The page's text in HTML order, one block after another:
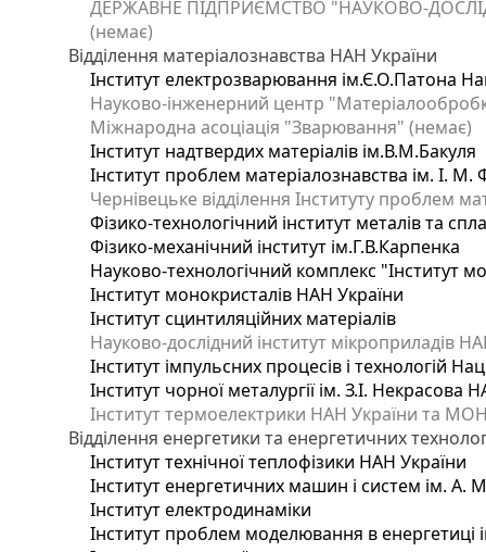
ДЕРЖАВНЕ ПІДПРИЄМСТВО "НАУКОВО-
(немає)
Відділення матеріалознавства НАН України
Інститут електрозварювання ім.Є.О.Патона
Науково-інженерний центр
Міжнародна асоціація "Зварювання" (немає)
Інститут надтвердих матеріалів ім.В.М.Бакуля
Інститут проблем матеріалознавства ім. І.
Чернівецьке відділення Інституту проблем
Фізико-технологічний інститут металів та
Фізико-механічний інститут ім.Г.В.Карпенка
Науково-технологічний комплекс "Інститут
Інститут монокристалів НАН України
Інститут сцинтиляційних матеріалів
Науково-дослідний інститут мікроприладів
Інститут імпульсних процесів і технологій
Інститут чорної металургії ім. З.І. Некрасова
Інститут термоелектрики НАН України та
Відділення енергетики та енергетичних
Інститут технічної теплофізики НАН України
Інститут енергетичних машин і систем ім. А.
Інститут електродинаміки
Інститут проблем моделювання в енергетиці